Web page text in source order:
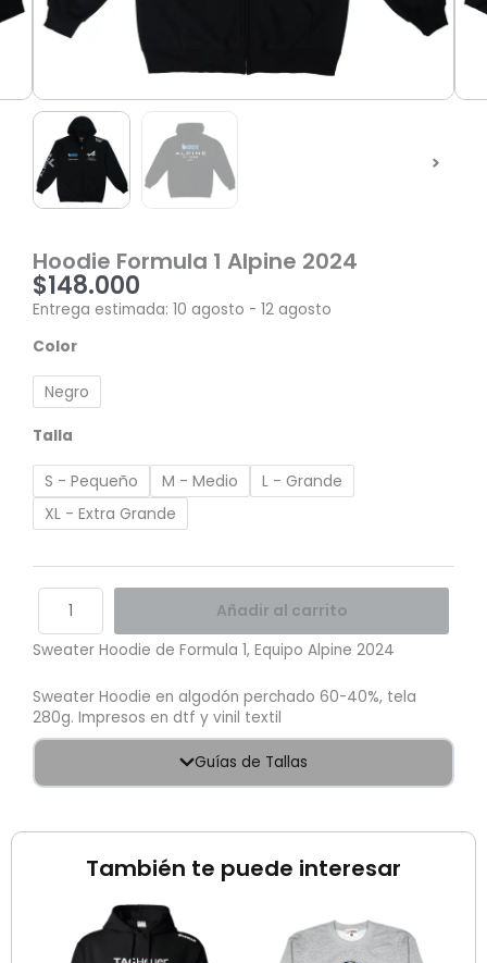
Hoodie Formula 1 Alpine 2024
$148.000
Entrega estimada: 10 agosto - 12 agosto
Color
Negro
Talla
S - Pequeño M - Medio
L - Grande
XL - Extra Grande
Hoodie
Alpine
2024
Añadir al carrito
Sweater Hoodie de Formula 1, Equipo Alpine 2024
Sweater Hoodie en algodón perchado 60-40%, tela
280g. Impresos en dtf y vinil textil
Guías de Tallas
También te puede interesar